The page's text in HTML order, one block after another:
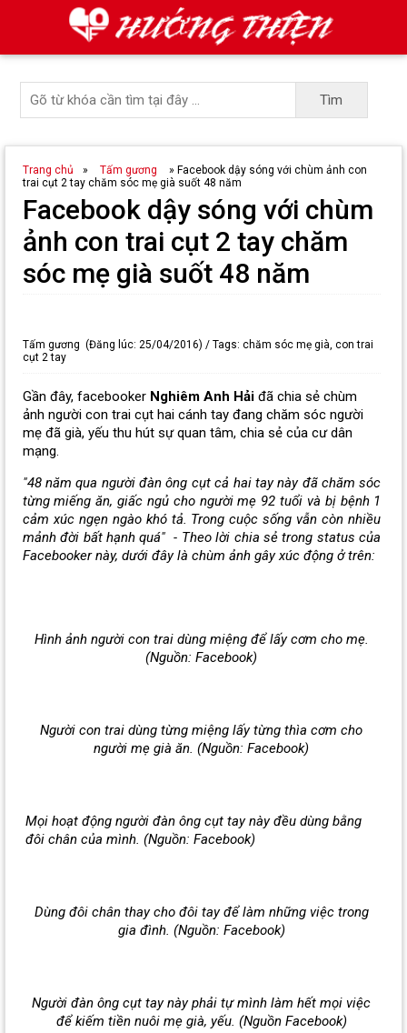
Trang chủ » Tấm gương » Facebook dậy sóng với chùm ảnh con
trai cụt 2 tay chăm sóc mẹ già suốt 48 năm
Facebook dậy sóng với chùm
ảnh con trai cụt 2 tay chăm
sóc mẹ già suốt 48 năm
Tấm gương (Đăng lúc: 25/04/2016)
Tags: chăm sóc mẹ già, con trai
cụt 2 tay
Gần đây, facebooker Nghiêm Anh Hảiđã chia sẻ chùm
ảnh người con trai cụt hai cánh tay đang chăm sóc người
mẹ đã già, yếu thu hút sự quan tâm, chia sẻ của cư dân
mạng.
"48 năm qua người đàn ông cụt cả hai tay này đã chăm sóc
từng miếng ăn, giấc ngủ cho người mẹ 92 tuổi và bị bệnh 1
cảm xúc ngẹn ngào khó tả. Trong cuộc sống vẫn còn nhiều
mảnh đời bất hạnh quá" - Theo lời chia sẻ trong status của
Facebooker này, dưới đây là chùm ảnh gây xúc động ở trên:
Hình ảnh người con trai dùng miệng để lấy cơm cho mẹ.
(Nguồn: Facebook)
Người con trai dùng từng miệng lấy từng thìa cơm cho
người mẹ già ăn. (Nguồn: Facebook)
Mọi hoạt động người đàn ông cụt tay này đều dùng bằng
đôi chân của mình. (Nguồn: Facebook)
Dùng đôi chân thay cho đôi tay để làm những việc trong
gia đình. (Nguồn: Facebook)
Người đàn ông cụt tay này phải tự mình làm hết mọi việc
để kiếm tiền nuôi mẹ già, yếu. (Nguồn Facebook)